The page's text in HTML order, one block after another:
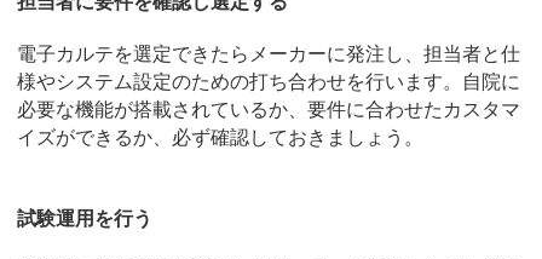
電子カルテを選定できたらメーカーに発注し、担当者と仕
様やシステム設定のための打ち合わせを行います。自院に
必要な機能が搭載されているか、要件に合わせたカスタマ
イズができるか、必ず確認しておきましょう。
試験運用を行う